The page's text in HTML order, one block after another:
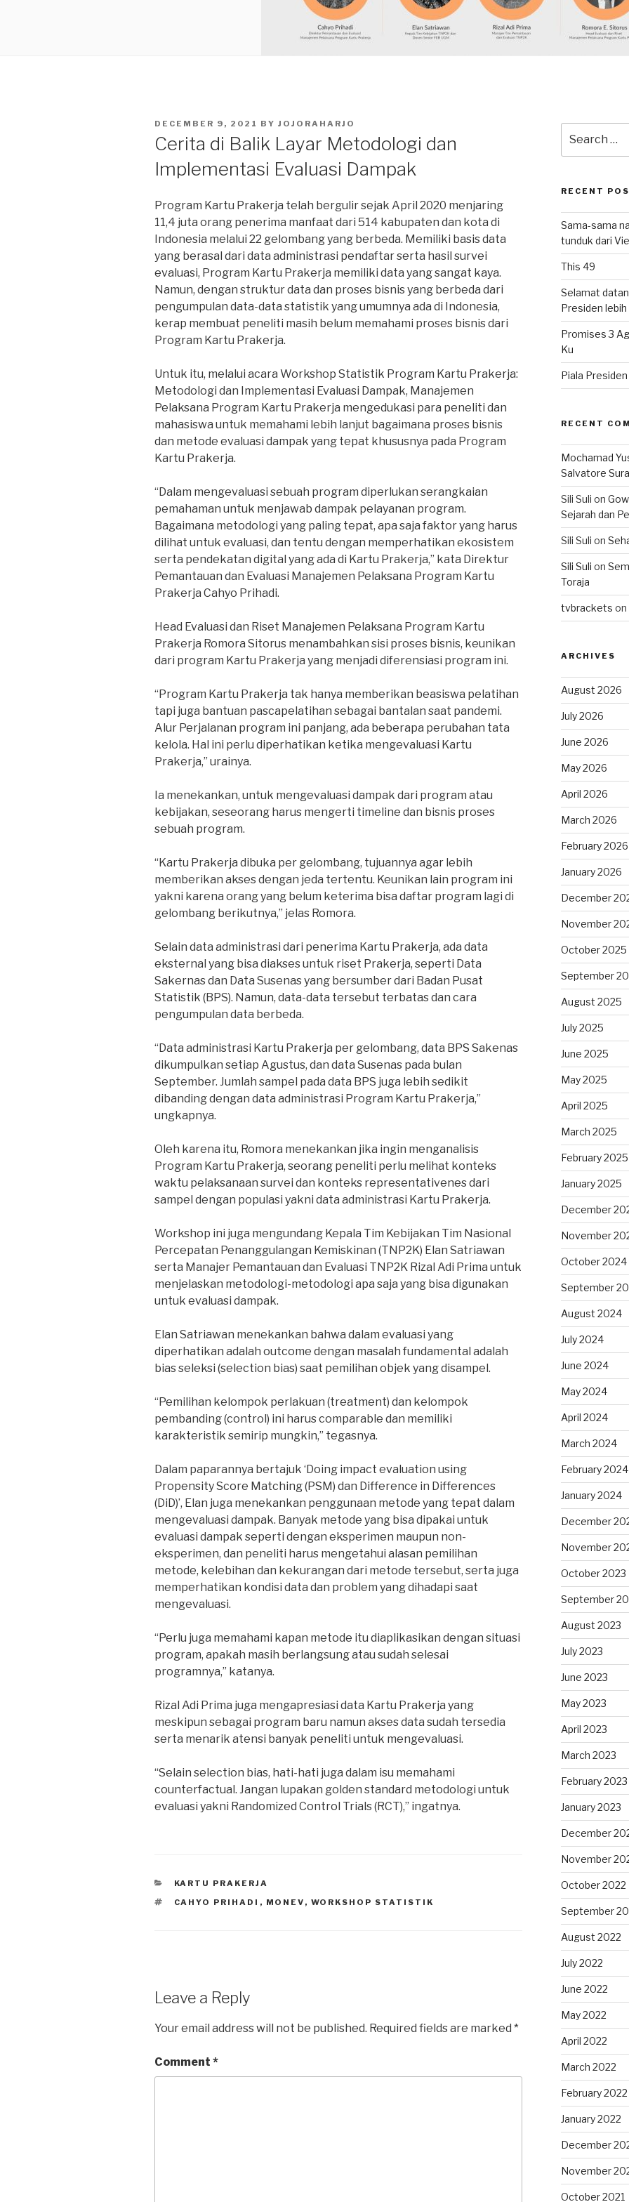
POSTED
DECEMBER 9, 2021 BY JOJORAHARJO
Cerita di Balik Layar Metodologi dan
Implementasi Evaluasi Dampak
Program Kartu Prakerja telah bergulir sejak April 2020 menjaring
11,4 juta orang penerima manfaat dari 514 kabupaten dan kota di
Indonesia melalui 22 gelombang yang berbeda. Memiliki basis data
yang berasal dari data administrasi pendaftar serta hasil survei
evaluasi, Program Kartu Prakerja memiliki data yang sangat kaya.
Namun, dengan struktur data dan proses bisnis yang berbeda dari
pengumpulan data-data statistik yang umumnya ada di Indonesia,
kerap membuat peneliti masih belum memahami proses bisnis dari
Program Kartu Prakerja.
Untuk itu, melalui acara Workshop Statistik Program Kartu Prakerja:
Metodologi dan Implementasi Evaluasi Dampak, Manajemen
Pelaksana Program Kartu Prakerja mengedukasi para peneliti dan
mahasiswa untuk memahami lebih lanjut bagaimana proses bisnis
dan metode evaluasi dampak yang tepat khususnya pada Program
Kartu Prakerja.
“Dalam mengevaluasi sebuah program diperlukan serangkaian
pemahaman untuk menjawab dampak pelayanan program.
Bagaimana metodologi yang paling tepat, apa saja faktor yang harus
dilihat untuk evaluasi, dan tentu dengan memperhatikan ekosistem
serta pendekatan digital yang ada di Kartu Prakerja,” kata Direktur
Pemantauan dan Evaluasi Manajemen Pelaksana Program Kartu
Prakerja Cahyo Prihadi.
Head Evaluasi dan Riset Manajemen Pelaksana Program Kartu
Prakerja Romora Sitorus menambahkan sisi proses bisnis, keunikan
dari program Kartu Prakerja yang menjadi diferensiasi program ini.
“Program Kartu Prakerja tak hanya memberikan beasiswa pelatihan
tapi juga bantuan pascapelatihan sebagai bantalan saat pandemi.
Alur Perjalanan program ini panjang, ada beberapa perubahan tata
kelola. Hal ini perlu diperhatikan ketika mengevaluasi Kartu
Prakerja,” urainya.
Ia menekankan, untuk mengevaluasi dampak dari program atau
kebijakan, seseorang harus mengerti timeline dan bisnis proses
sebuah program.
“Kartu Prakerja dibuka per gelombang, tujuannya agar lebih
memberikan akses dengan jeda tertentu. Keunikan lain program ini
yakni karena orang yang belum keterima bisa daftar program lagi di
gelombang berikutnya,” jelas Romora.
Selain data administrasi dari penerima Kartu Prakerja, ada data
eksternal yang bisa diakses untuk riset Prakerja, seperti Data
Sakernas dan Data Susenas yang bersumber dari Badan Pusat
Statistik (BPS). Namun, data-data tersebut terbatas dan cara
pengumpulan data berbeda.
“Data administrasi Kartu Prakerja per gelombang, data BPS Sakenas
dikumpulkan setiap Agustus, dan data Susenas pada bulan
September. Jumlah sampel pada data BPS juga lebih sedikit
dibanding dengan data administrasi Program Kartu Prakerja,”
ungkapnya.
Oleh karena itu, Romora menekankan jika ingin menganalisis
Program Kartu Prakerja, seorang peneliti perlu melihat konteks
waktu pelaksanaan survei dan konteks representativenes dari
sampel dengan populasi yakni data administrasi Kartu Prakerja.
Workshop ini juga mengundang Kepala Tim Kebijakan Tim Nasional
Percepatan Penanggulangan Kemiskinan (TNP2K) Elan Satriawan
serta Manajer Pemantauan dan Evaluasi TNP2K Rizal Adi Prima untuk
menjelaskan metodologi-metodologi apa saja yang bisa digunakan
untuk evaluasi dampak.
Elan Satriawan menekankan bahwa dalam evaluasi yang
diperhatikan adalah outcome dengan masalah fundamental adalah
bias seleksi (selection bias) saat pemilihan objek yang disampel.
“Pemilihan kelompok perlakuan (treatment) dan kelompok
pembanding (control) ini harus comparable dan memiliki
karakteristik semirip mungkin,” tegasnya.
Dalam paparannya bertajuk ‘Doing impact evaluation using
Propensity Score Matching (PSM) dan Difference in Differences
(DiD)’, Elan juga menekankan penggunaan metode yang tepat dalam
mengevaluasi dampak. Banyak metode yang bisa dipakai untuk
evaluasi dampak seperti dengan eksperimen maupun non-
eksperimen, dan peneliti harus mengetahui alasan pemilihan
metode, kelebihan dan kekurangan dari metode tersebut, serta juga
memperhatikan kondisi data dan problem yang dihadapi saat
mengevaluasi.
“Perlu juga memahami kapan metode itu diaplikasikan dengan situasi
program, apakah masih berlangsung atau sudah selesai
programnya,” katanya.
Rizal Adi Prima juga mengapresiasi data Kartu Prakerja yang
meskipun sebagai program baru namun akses data sudah tersedia
serta menarik atensi banyak peneliti untuk mengevaluasi.
“Selain selection bias, hati-hati juga dalam isu memahami
counterfactual. Jangan lupakan golden standard metodologi untuk
evaluasi yakni Randomized Control Trials (RCT),” ingatnya.
CATEGORIES
KARTU PRAKERJA
TAGS
CAHYO PRIHADI , MONEV , WORKSHOP STATISTIK
Leave a Reply
Your email address will not be published. Required fields are marked *
Comment *
for:
RECENT
Sama-sama
tunduk dari
This 49
Selamat
Presiden lebih
Promises 3
Ku
Piala
RECENT
Mochamad
Salvatore
Sili Suli on
Sejarah dan
Sili Suli on
Sili Suli on
Toraja
tvbrackets on
ARCHIVES
August 2026
July 2026
June 2026
May 2026
April 2026
March 2026
February 2026
January 2026
December
November
October 2025
September
August 2025
July 2025
June 2025
May 2025
April 2025
March 2025
February 2025
January 2025
December
November
October 2024
September
August 2024
July 2024
June 2024
May 2024
April 2024
March 2024
February 2024
January 2024
December
November
October 2023
September
August 2023
July 2023
June 2023
May 2023
April 2023
March 2023
February 2023
January 2023
December
November
October 2022
September
August 2022
July 2022
June 2022
May 2022
April 2022
March 2022
February 2022
January 2022
December
November
October 2021